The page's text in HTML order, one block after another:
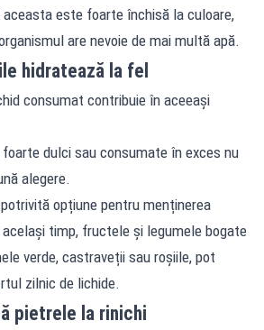
aceasta este foarte închisă la culoare,
are nevoie de mai multă apă.
hidratează la fel
consumat contribuie în aceeași
dulci sau consumate în exces nu
alegere.
opțiune pentru menținerea
timp, fructele și legumele bogate
verde, castraveții sau roșiile, pot
zilnic de lichide.
pietrele la rinichi